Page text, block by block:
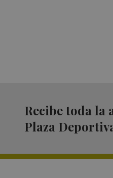
Recibe toda la
Plaza